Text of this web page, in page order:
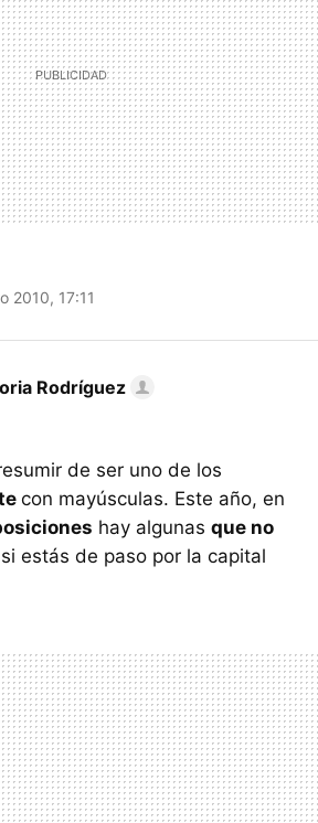
2010, 17:11
Rodríguez
de ser uno de los
con mayúsculas. Este año, en
hay algunas que no
si estás de paso por la capital